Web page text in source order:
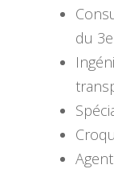
du